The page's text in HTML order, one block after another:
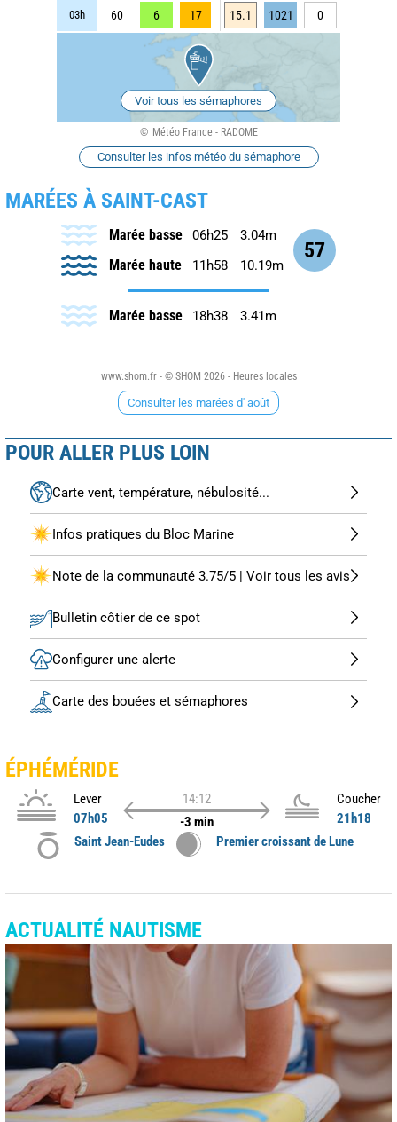
03h 60 6 17 15.1 1021 0
Voir tous les sémaphores
Météo France - RADOME
Consulter les infos météo du sémaphore
MARÉES À SAINT-CAST
57
Marée basse 06h25 3.04m
Marée haute 11h58 10.19m
Marée basse 18h38 3.41m
www.shom.fr - © SHOM 2026 - Heures locales
Consulter les marées d' août
POUR ALLER PLUS LOIN
Carte vent, température, nébulosité...
Infos pratiques du Bloc Marine
Note de la communauté 3.75/5 | Voir tous les avis
Bulletin côtier de ce spot
Configurer une alerte
Carte des bouées et sémaphores
ÉPHÉMÉRIDE
Lever
07h05
14:12
-3 min
Coucher
21h18
Saint Jean-Eudes
Premier croissant de Lune
ACTUALITÉ NAUTISME